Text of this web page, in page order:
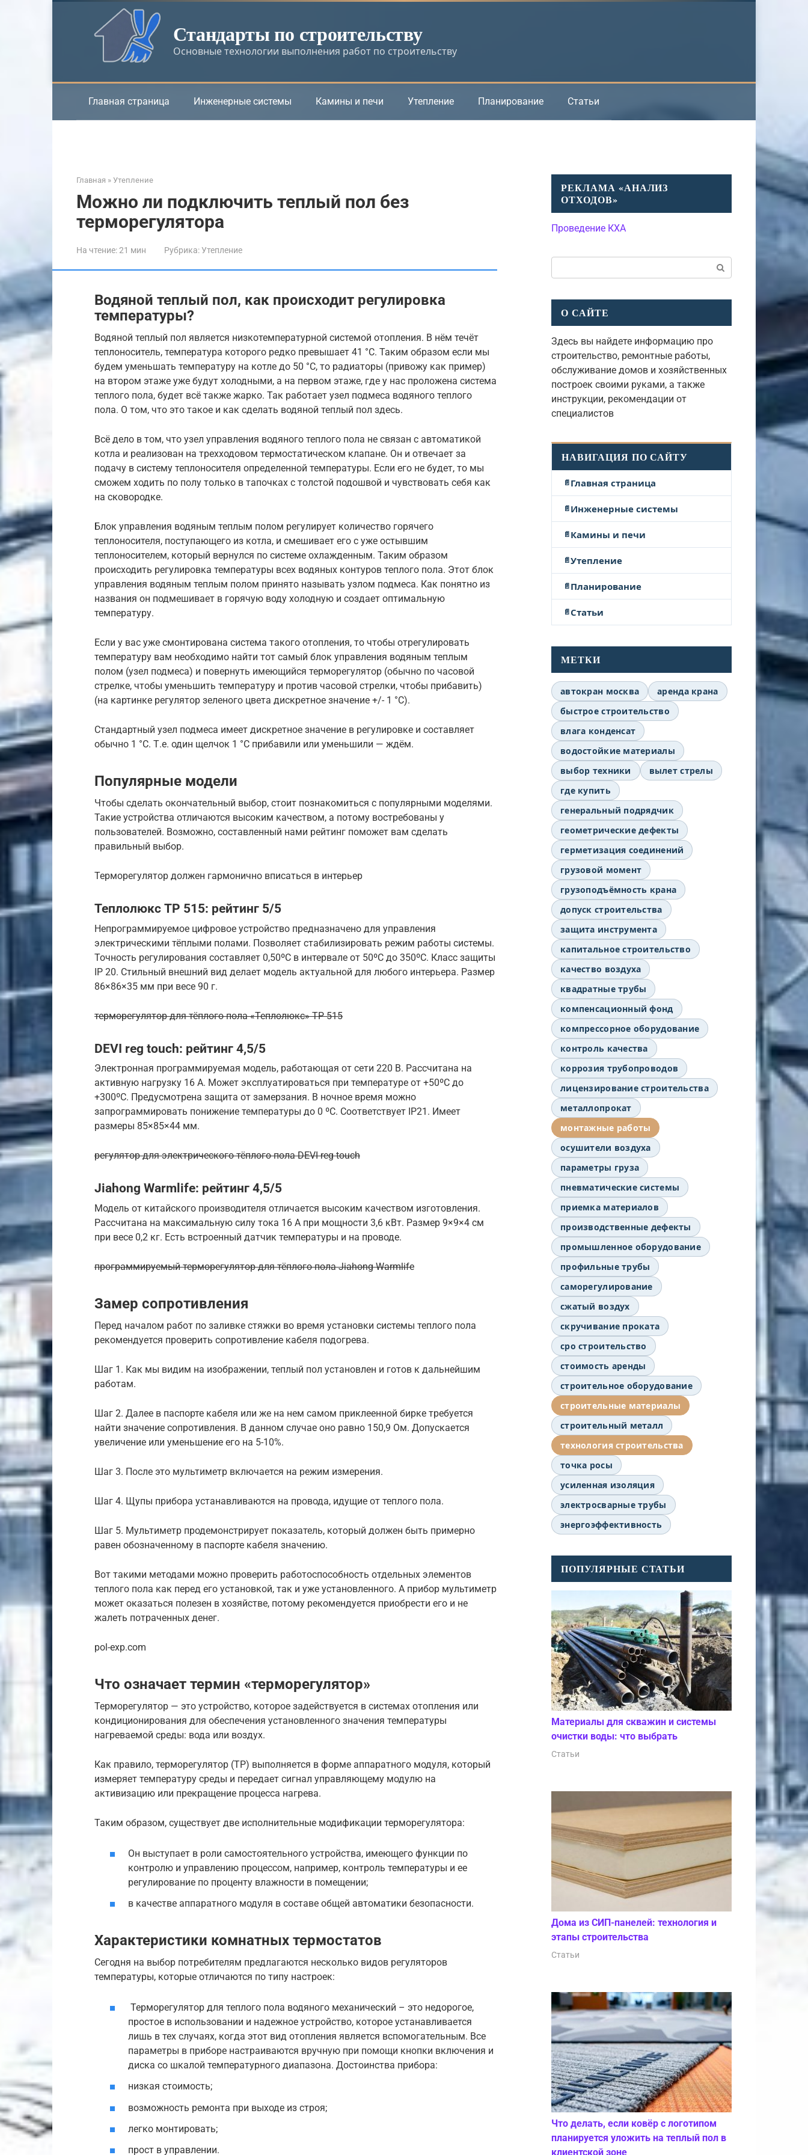
Стандарты по строительству
Основные технологии выполнения работ по строительству
Главная страница Инженерные системы Камины и печи Утепление Планирование Статьи
Главная » Утепление
Можно ли подключить теплый пол без
терморегулятора
На чтение:21 мин Рубрика:Утепление
Водяной теплый пол, как происходит регулировка
температуры?
Водяной теплый пол является низкотемпературной системой отопления. В нём течёт
теплоноситель, температура которого редко превышает 41 °C. Таким образом если мы
будем уменьшать температуру на котле до 50 °C, то радиаторы (привожу как пример)
на втором этаже уже будут холодными, а на первом этаже, где у нас проложена система
теплого пола, будет всё также жарко. Так работает узел подмеса водяного теплого
пола. О том, что это такое и как сделать водяной теплый пол здесь.
Всё дело в том, что узел управления водяного теплого пола не связан с автоматикой
котла и реализован на трехходовом термостатическом клапане. Он и отвечает за
подачу в систему теплоносителя определенной температуры. Если его не будет, то мы
сможем ходить по полу только в тапочках с толстой подошвой и чувствовать себя как
на сковородке.
Блок управления водяным теплым полом регулирует количество горячего
теплоносителя, поступающего из котла, и смешивает его с уже остывшим
теплоносителем, который вернулся по системе охлажденным. Таким образом
происходить регулировка температуры всех водяных контуров теплого пола. Этот блок
управления водяным теплым полом принято называть узлом подмеса. Как понятно из
названия он подмешивает в горячую воду холодную и создает оптимальную
температуру.
Если у вас уже смонтирована система такого отопления, то чтобы отрегулировать
температуру вам необходимо найти тот самый блок управления водяным теплым
полом (узел подмеса) и повернуть имеющийся терморегулятор (обычно по часовой
стрелке, чтобы уменьшить температуру и против часовой стрелки, чтобы прибавить)
(на картинке регулятор зеленого цвета дискретное значение +/- 1 °C).
Стандартный узел подмеса имеет дискретное значение в регулировке и составляет
обычно 1 °C. Т.е. один щелчок 1 °C прибавили или уменьшили — ждём.
Популярные модели
Чтобы сделать окончательный выбор, стоит познакомиться с популярными моделями.
Такие устройства отличаются высоким качеством, а потому востребованы у
пользователей. Возможно, составленный нами рейтинг поможет вам сделать
правильный выбор.
Терморегулятор должен гармонично вписаться в интерьер
Теплолюкс ТР 515: рейтинг 5/5
Непрограммируемое цифровое устройство предназначено для управления
электрическими тёплыми полами. Позволяет стабилизировать режим работы системы.
Точность регулирования составляет 0,50ºС в интервале от 50ºС до 350ºС. Класс защиты
IP 20. Стильный внешний вид делает модель актуальной для любого интерьера. Размер
86×86×35 мм при весе 90 г.
терморегулятор для тёплого пола «Теплолюкс» ТР 515
DEVI reg touch: рейтинг 4,5/5
Электронная программируемая модель, работающая от сети 220 В. Рассчитана на
активную нагрузку 16 А. Может эксплуатироваться при температуре от +50ºС до
+300ºС. Предусмотрена защита от замерзания. В ночное время можно
запрограммировать понижение температуры до 0 ºС. Соответствует IP21. Имеет
размеры 85×85×44 мм.
регулятор для электрического тёплого пола DEVI reg touch
Jiahong Warmlife: рейтинг 4,5/5
Модель от китайского производителя отличается высоким качеством изготовления.
Рассчитана на максимальную силу тока 16 А при мощности 3,6 кВт. Размер 9×9×4 см
при весе 0,2 кг. Есть встроенный датчик температуры и на проводе.
программируемый терморегулятор для тёплого пола Jiahong Warmlife
Замер сопротивления
Перед началом работ по заливке стяжки во время установки системы теплого пола
рекомендуется проверить сопротивление кабеля подогрева.
Шаг 1. Как мы видим на изображении, теплый пол установлен и готов к дальнейшим
работам.
Шаг 2. Далее в паспорте кабеля или же на нем самом приклеенной бирке требуется
найти значение сопротивления. В данном случае оно равно 150,9 Ом. Допускается
увеличение или уменьшение его на 5-10%.
Шаг 3. После это мультиметр включается на режим измерения.
Шаг 4. Щупы прибора устанавливаются на провода, идущие от теплого пола.
Шаг 5. Мультиметр продемонстрирует показатель, который должен быть примерно
равен обозначенному в паспорте кабеля значению.
Вот такими методами можно проверить работоспособность отдельных элементов
теплого пола как перед его установкой, так и уже установленного. А прибор мультиметр
может оказаться полезен в хозяйстве, потому рекомендуется приобрести его и не
жалеть потраченных денег.
pol-exp.com
Что означает термин «терморегулятор»
Терморегулятор — это устройство, которое задействуется в системах отопления или
кондиционирования для обеспечения установленного значения температуры
нагреваемой среды: вода или воздух.
Как правило, терморегулятор (ТР) выполняется в форме аппаратного модуля, который
измеряет температуру среды и передает сигнал управляющему модулю на
активизацию или прекращение процесса нагрева.
Таким образом, существует две исполнительные модификации терморегулятора:
Он выступает в роли самостоятельного устройства, имеющего функции по
контролю и управлению процессом, например, контроль температуры и ее
регулирование по проценту влажности в помещении;
в качестве аппаратного модуля в составе общей автоматики безопасности.
Характеристики комнатных термостатов
Сегодня на выбор потребителям предлагаются несколько видов регуляторов
температуры, которые отличаются по типу настроек:
Терморегулятор для теплого пола водяного механический – это недорогое,
простое в использовании и надежное устройство, которое устанавливается
лишь в тех случаях, когда этот вид отопления является вспомогательным. Все
параметры в приборе настраиваются вручную при помощи кнопки включения и
диска со шкалой температурного диапазона. Достоинства прибора:
низкая стоимость;
возможность ремонта при выходе из строя;
легко монтировать;
прост в управлении.
РЕКЛАМА «АНАЛИЗ
ОТХОДОВ»
Проведение КХА
О САЙТЕ
Здесь вы найдете информацию про
строительство, ремонтные работы,
обслуживание домов и хозяйственных
построек своими руками, а также
инструкции, рекомендации от
специалистов
НАВИГАЦИЯ ПО САЙТУ
Главная страница
Инженерные системы
Камины и печи
Утепление
Планирование
Статьи
МЕТКИ
автокран москва
аренда крана
быстрое строительство
влага конденсат
водостойкие материалы
выбор техники
вылет стрелы
где купить
генеральный подрядчик
геометрические дефекты
герметизация соединений
грузовой момент
грузоподъёмность крана
допуск строительства
защита инструмента
капитальное строительство
качество воздуха
квадратные трубы
компенсационный фонд
компрессорное оборудование
контроль качества
коррозия трубопроводов
лицензирование строительства
металлопрокат
монтажные работы
осушители воздуха
параметры груза
пневматические системы
приемка материалов
производственные дефекты
промышленное оборудование
профильные трубы
саморегулирование
сжатый воздух
скручивание проката
сро строительство
стоимость аренды
строительное оборудование
строительные материалы
строительный металл
технология строительства
точка росы
усиленная изоляция
электросварные трубы
энергоэффективность
ПОПУЛЯРНЫЕ СТАТЬИ
Материалы для скважин и системы
очистки воды: что выбрать
Статьи
Дома из СИП-панелей: технология и
этапы строительства
Статьи
Что делать, если ковёр с логотипом
планируется уложить на теплый пол в
клиентской зоне